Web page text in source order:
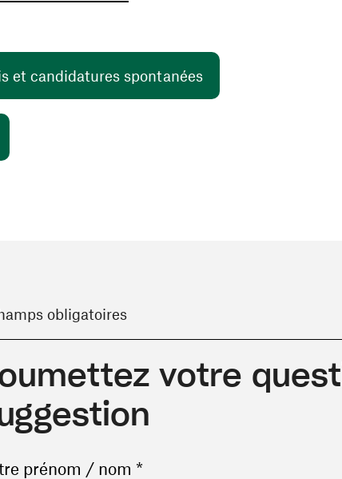
et candidatures spontanées
obligatoires
votre
Votre prénom / nom *